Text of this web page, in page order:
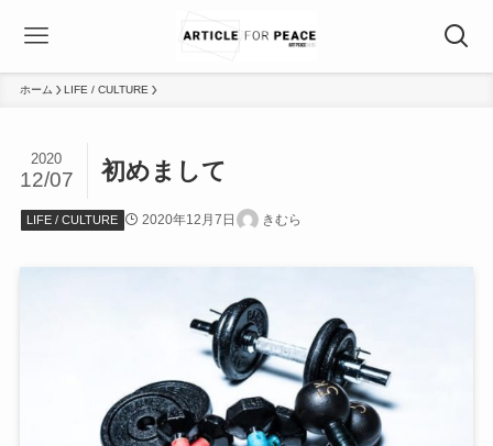
ホーム LIFE / CULTURE
初めまして
2020
12/07
LIFE / CULTURE 2020年12月7日 きむら